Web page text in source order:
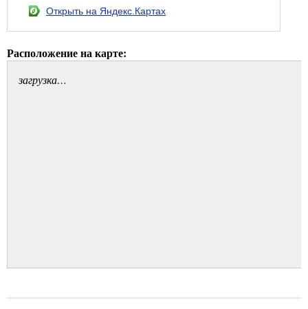
Открыть на Яндекс.Картах
Расположение на карте:
загрузка…